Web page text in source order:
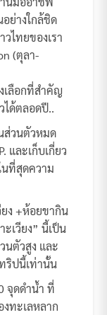
ย่างใกล้ชิด
ไทยของเรา
(ตุลา-
เลือกที่สำคัญ
ได้ตลอดปี..
ส่วนตัวหมด
และเก็บเกี่ยว
นที่สุดความ
ง +ห้อยขากิน
ะเวียง” นี้เป็น
ตัวสูง และ
ริปนี้เท่านั้น
จุดดำน้ำ ที่
ทะเลหลาก